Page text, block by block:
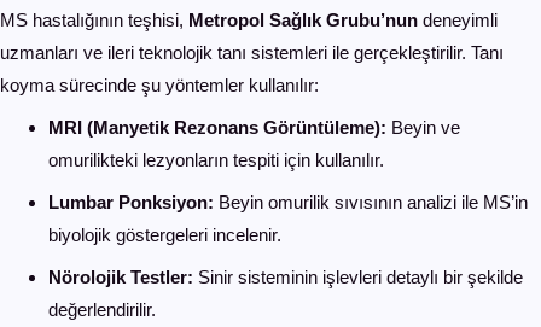
MS hastalığının teşhisi, Metropol Sağlık Grubu’nun deneyimli
uzmanları ve ileri teknolojik tanı sistemleri ile gerçekleştirilir. Tanı
koyma sürecinde şu yöntemler kullanılır:
MRI (Manyetik Rezonans Görüntüleme): Beyin ve
omurilikteki lezyonların tespiti için kullanılır.
Lumbar Ponksiyon: Beyin omurilik sıvısının analizi ile MS’in
biyolojik göstergeleri incelenir.
Nörolojik Testler: Sinir sisteminin işlevleri detaylı bir şekilde
değerlendirilir.